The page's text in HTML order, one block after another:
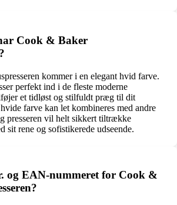
Cook & Baker
kommer i en elegant hvid farve.
perfekt ind i de fleste moderne
et tidløst og stilfuldt præg til dit
farve kan let kombineres med andre
presseren vil helt sikkert tiltrække
sit rene og sofistikerede udseende.
og EAN-nummeret for Cook &